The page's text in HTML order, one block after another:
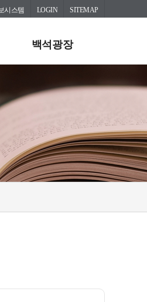
시스템 LOGIN SITEMAP
백석광장